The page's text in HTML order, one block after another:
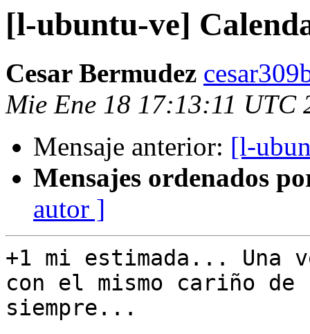
[l-ubuntu-ve]
Cesar Bermudez
Mie Ene 18 17:13:11 UTC
Mensaje anterior: [l-
Mensajes ordenados
autor ]
+1 mi estimada... Una
con el mismo cariño de
siempre...